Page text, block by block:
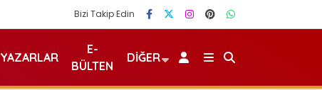
Bizi Takip Edin
YAZARLAR
E-
BÜLTEN
DIĞER